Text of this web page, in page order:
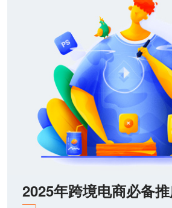
2025年跨境电商必备